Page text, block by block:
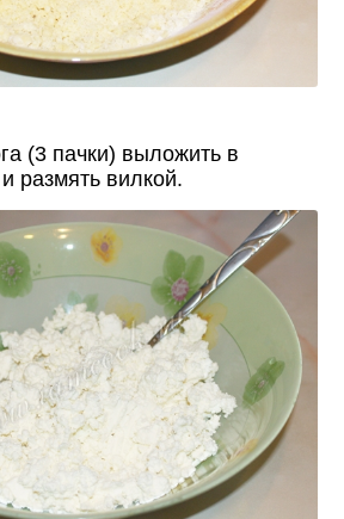
(3 пачки) выложить в
размять вилкой.